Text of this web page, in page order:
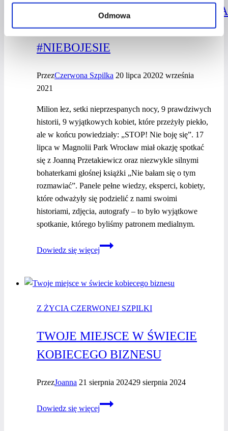
Odmowa
W RAMACH AKCJI
#NIEBOJESIE
PrzezCzerwona Szpilka 20 lipca 20202 września
2021
Milion łez, setki nieprzespanych nocy, 9 prawdziwych
historii, 9 wyjątkowych kobiet, które przeżyły piekło,
ale w końcu powiedziały: „STOP! Nie boję się”. 17
lipca w Magnolii Park Wrocław miał okazję spotkać
się z Joanną Przetakiewicz oraz niezwykle silnymi
bohaterkami głośnej książki „Nie bałam się o tym
rozmawiać”. Panele pełne wiedzy, eksperci, kobiety,
które odważyły się podzielić z nami swoimi
historiami, zdjęcia, autografy – to było wyjątkowe
spotkanie, którego byliśmy patronem medialnym.
Dowiedz się więcej
Wyjątkowa
Joanny
#niebałamsięotymrozmawiać
akcji
Z ŻYCIA CZERWONEJ SZPILKI
TWOJE MIEJSCE W ŚWIECIE
KOBIECEGO BIZNESU
PrzezJoanna 21 sierpnia 202429 sierpnia 2024
Dowiedz się więcej
Twoje miejsce